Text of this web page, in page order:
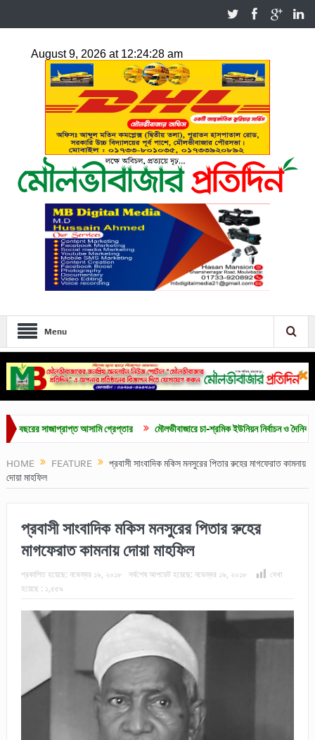
Menu
সাজাপ্রাপ্ত আসামি গ্রেপ্তার মৌলভীবাজারে চা-শ্রমিক ইউনিয়ন নির্বাচন ও দৈনিক ৫০০
HOME FEATURE
প্রবাসী সাংবাদিক মকিস মনসুরের পিতার রুহের মাগফেরাত কামনায়
দোয়া মাহফিল
প্রবাসী সাংবাদিক মকিস মনসুরের পিতার রুহের
মাগফেরাত কামনায় দোয়া মাহফিল
প্রকাশিত হয়েছে: নভেম্বর ১৯, ২০১৮ সর্বশেষ আপডেট হয়েছে: নভেম্বর ১৯, ২০১৮
দেখা
হয়েছে : ১,৫৫৯